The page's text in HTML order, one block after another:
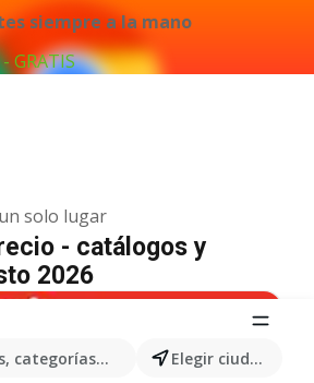
siempre a la mano
GRATIS
solo lugar
categorías, productos... Elegir ciudad
- catálogos y
2026